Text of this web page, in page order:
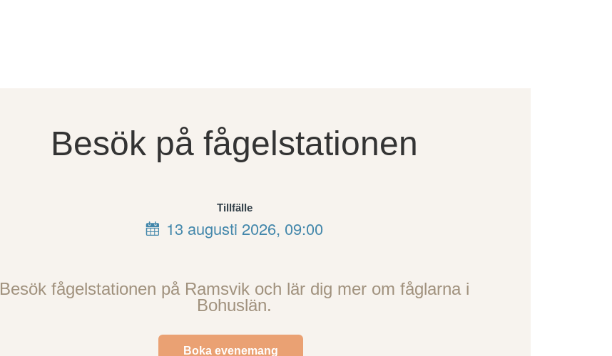
Besök på fågelstationen
Tillfälle
13 augusti 2026, 09:00
Besök fågelstationen på Ramsvik och lär dig mer om fåglarna i
Bohuslän.
Boka evenemang